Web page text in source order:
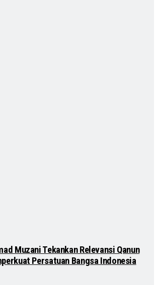
Muzani Tekankan Relevansi Qanun
Persatuan Bangsa Indonesia